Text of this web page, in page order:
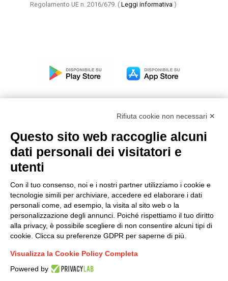
Regolamento UE n. 2016/679. ( Leggi informativa )
LINKEDIN YOUTUBE
Modello organizzativo, gestione e controllo – D. lgs.
231/2001
Condizioni generali di vendita DKC Power Solutions
Condizioni generali di acquisto
Codice etico
Rifiuta cookie non necessari ✕
Questo sito web raccoglie alcuni
dati personali dei visitatori e
utenti
Con il tuo consenso, noi e i nostri partner utilizziamo i cookie e
tecnologie simili per archiviare, accedere ed elaborare i dati
personali come, ad esempio, la visita al sito web o la
personalizzazione degli annunci. Poiché rispettiamo il tuo diritto
alla privacy, è possibile scegliere di non consentire alcuni tipi di
cookie. Clicca su preferenze GDPR per saperne di più.
Visualizza la Cookie Policy Completa
Powered by